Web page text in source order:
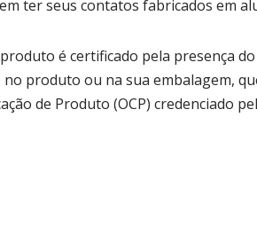
ter seus contatos fabricados em
é certificado pela presença
no produto ou na sua embalagem,
de Produto (OCP) credenciado